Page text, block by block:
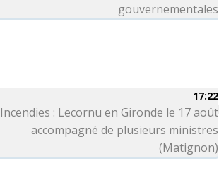
gouvernementales
17:22
Incendies : Lecornu en Gironde le 17 août
accompagné de plusieurs ministres
(Matignon)